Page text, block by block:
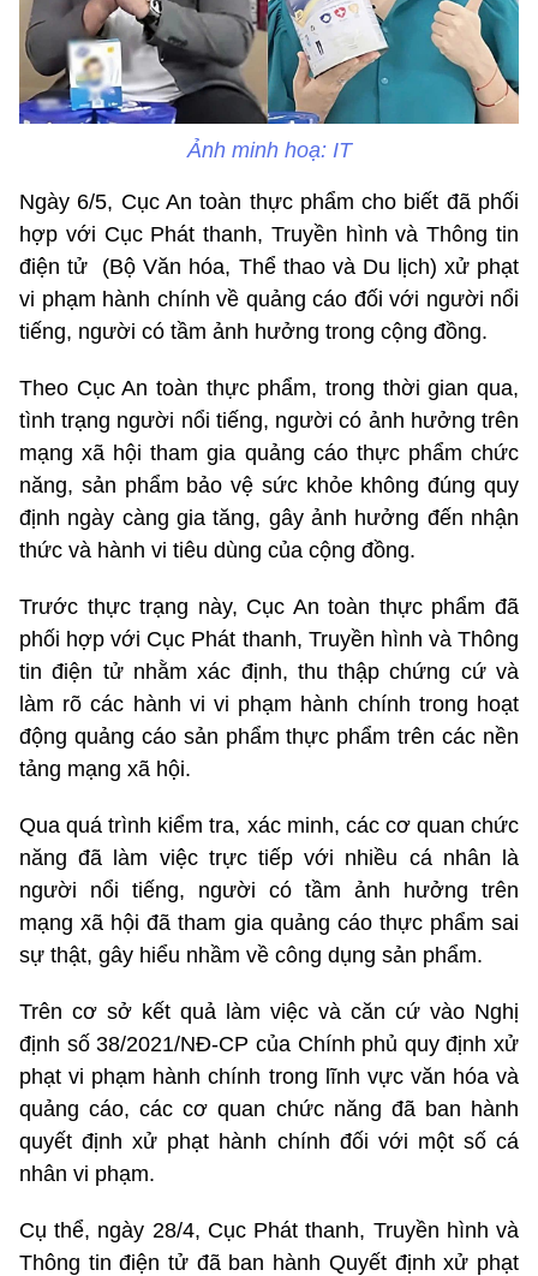
Ảnh minh hoạ: IT
Ngày 6/5, Cục An toàn thực phẩm cho biết đã phối
hợp với Cục Phát thanh, Truyền hình và Thông tin
điện tử (Bộ Văn hóa, Thể thao và Du lịch) xử phạt
vi phạm hành chính về quảng cáo đối với người nổi
tiếng, người có tầm ảnh hưởng trong cộng đồng.
Theo Cục An toàn thực phẩm, trong thời gian qua,
tình trạng người nổi tiếng, người có ảnh hưởng trên
mạng xã hội tham gia quảng cáo thực phẩm chức
năng, sản phẩm bảo vệ sức khỏe không đúng quy
định ngày càng gia tăng, gây ảnh hưởng đến nhận
thức và hành vi tiêu dùng của cộng đồng.
Trước thực trạng này, Cục An toàn thực phẩm đã
phối hợp với Cục Phát thanh, Truyền hình và Thông
tin điện tử nhằm xác định, thu thập chứng cứ và
làm rõ các hành vi vi phạm hành chính trong hoạt
động quảng cáo sản phẩm thực phẩm trên các nền
tảng mạng xã hội.
Qua quá trình kiểm tra, xác minh, các cơ quan chức
năng đã làm việc trực tiếp với nhiều cá nhân là
người nổi tiếng, người có tầm ảnh hưởng trên
mạng xã hội đã tham gia quảng cáo thực phẩm sai
sự thật, gây hiểu nhầm về công dụng sản phẩm.
Trên cơ sở kết quả làm việc và căn cứ vào Nghị
định số 38/2021/NĐ-CP của Chính phủ quy định xử
phạt vi phạm hành chính trong lĩnh vực văn hóa và
quảng cáo, các cơ quan chức năng đã ban hành
quyết định xử phạt hành chính đối với một số cá
nhân vi phạm.
Cụ thể, ngày 28/4, Cục Phát thanh, Truyền hình và
Thông tin điện tử đã ban hành Quyết định xử phạt